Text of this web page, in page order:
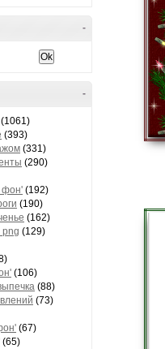
-
-
(1061)
(393)
(331)
(290)
фон' (192)
(190)
(162)
png (129)
(106)
(88)
(73)
(67)
(65)